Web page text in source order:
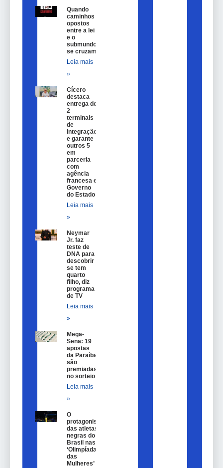
Quando
caminhos
opostos
entre a lei
e o
submundo
se cruzam
Leia mais
»
Cícero
destaca
entrega de
2
terminais
de
integração
e garante
outros 5
em
parceria
com
agência
francesa e
Governo
do Estado
Leia mais
»
Neymar
Jr. faz
teste de
DNA para
descobrir
se tem
quarto
filho, diz
programa
de TV
Leia mais
»
Mega-
Sena: 19
apostas
da Paraíba
são
premiadas
no sorteio
Leia mais
»
O
protagonismo
das atletas
negras do
Brasil nas
‘Olimpíadas
das
Mulheres’